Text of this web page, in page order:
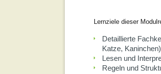
Lernziele dieser
Detaillierte
Katze, Kaninchen)
Lesen und
Regeln und